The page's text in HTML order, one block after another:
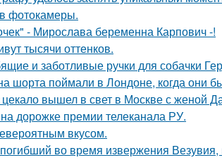
фотокамеры.
- Мирослава беременна Карпович -!
тысячи оттенков.
и заботливые ручки для собачки
шорта поймали в Лондоне, когда они
вышел в свет в Москве с женой
дорожке премии телеканала РУ.
вкусом.
во время извержения